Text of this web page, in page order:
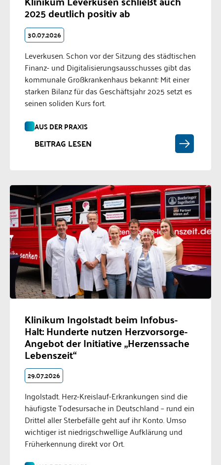
2025 deutlich positiv ab
30.07.2026
Leverkusen. Schon vor der Sitzung des städtischen
Finanz- und Digitalisierungsausschusses gibt das
kommunale Großkrankenhaus bekannt: Mit einer
starken Bilanz für das Geschäftsjahr 2025 setzt es
seinen soliden Kurs fort.
AUS DER PRAXIS
BEITRAG LESEN
Klinikum Ingolstadt beim Infobus-
Halt: Hunderte nutzen Herzvorsorge-
Angebot der Initiative „Herzenssache
Lebenszeit“
29.07.2026
Ingolstadt. Herz-Kreislauf-Erkrankungen sind die
häufigste Todesursache in Deutschland – rund ein
Drittel aller Sterbefälle geht auf ihr Konto. Umso
wichtiger ist niedrigschwellige Aufklärung und
Früherkennung direkt vor Ort.